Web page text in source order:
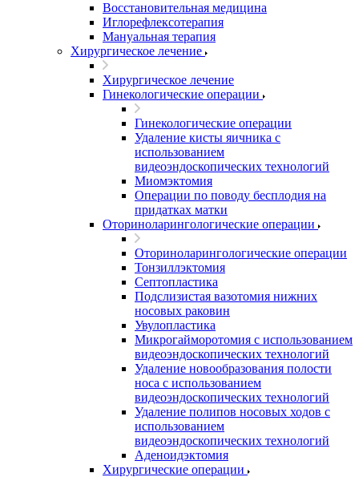
Восстановительная медицина
Иглорефлексотерапия
Мануальная терапия
Хирургическое лечение
Хирургическое лечение
Гинекологические операции
Гинекологические операции
Удаление кисты яичника с
использованием
видеоэндоскопических технологий
Миомэктомия
Операции по поводу бесплодия на
придатках матки
Оториноларингологические операции
Оториноларингологические операции
Тонзиллэктомия
Септопластика
Подслизистая вазотомия нижних
носовых раковин
Увулопластика
Микрогайморотомия с использованием
видеоэндоскопических технологий
Удаление новообразования полости
носа с использованием
видеоэндоскопических технологий
Удаление полипов носовых ходов с
использованием
видеоэндоскопических технологий
Аденоидэктомия
Хирургические операции